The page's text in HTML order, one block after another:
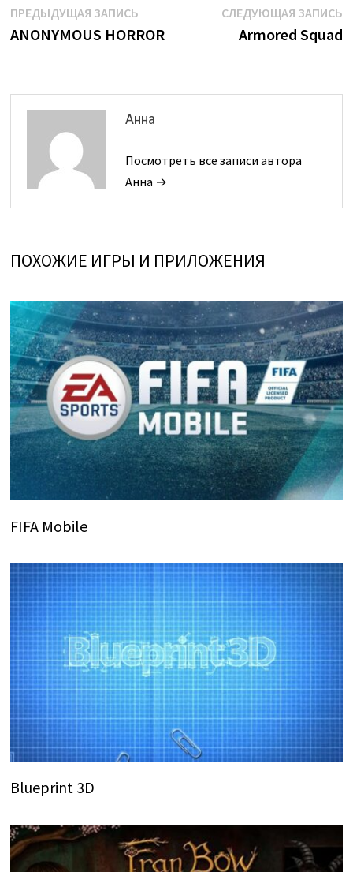
Навигация
по
ПРЕДЫДУЩАЯ ЗАПИСЬПредыдущая
запись:
ANONYMOUS HORROR
СЛЕДУЮЩАЯ ЗАПИСЬ
Armored Squad
Анна
Посмотреть все записи автора
Анна →
ПОХОЖИЕ ИГРЫ И ПРИЛОЖЕНИЯ
FIFA Mobile
Blueprint 3D